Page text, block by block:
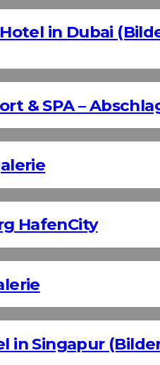
in Dubai
& SPA –
HafenCity
in Singapur